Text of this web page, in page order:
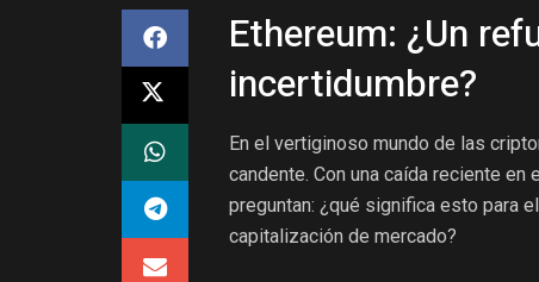
Ethereum: ¿Un
incertidumbre?
En el vertiginoso mundo de las
candente. Con una caída reciente
preguntan: ¿qué significa esto para
capitalización de mercado?